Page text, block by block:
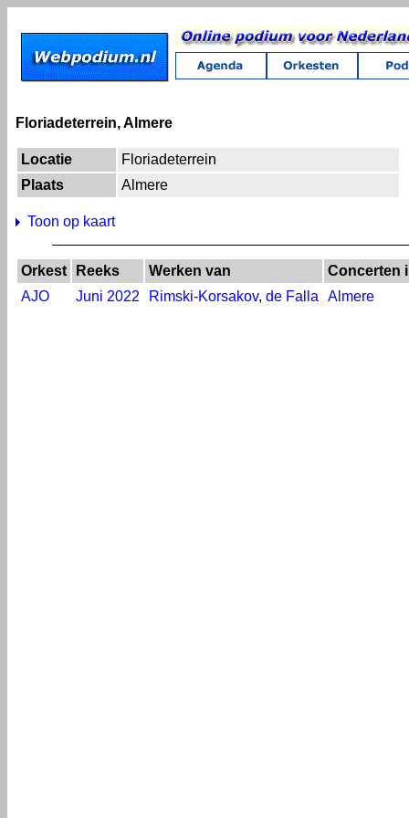
Floriadeterrein, Almere
Locatie
Floriadeterrein
Plaats
Almere
Toon op kaart
Orkest Reeks Werken van
Concerten
AJO
Juni 2022 Rimski-Korsakov, de Falla Almere